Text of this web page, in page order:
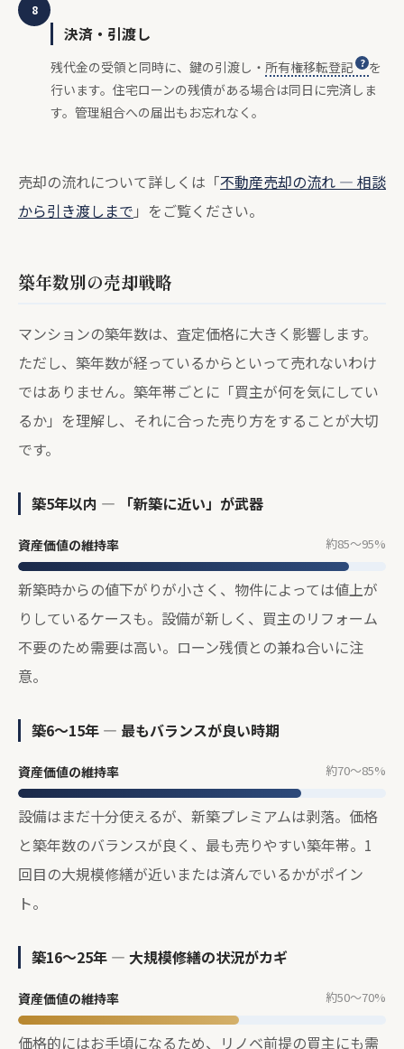
8
決済・引渡し
残代金の受領と同時に、鍵の引渡し・ 所有権移転登記
を
行います。住宅ローンの残債がある場合は同日に完済しま
す。管理組合への届出もお忘れなく。
売却の流れについて詳しくは「不動産売却の流れ — 相談
から引き渡しまで 」をご覧ください。
築年数別の売却戦略
マンションの築年数は、査定価格に大きく影響します。
ただし、築年数が経っているからといって売れないわけ
ではありません。築年帯ごとに「買主が何を気にしてい
るか」を理解し、それに合った売り方をすることが大切
です。
築5年以内 — 「新築に近い」が武器
資産価値の維持率 約85〜95%
新築時からの値下がりが小さく、物件によっては値上が
りしているケースも。設備が新しく、買主のリフォーム
不要のため需要は高い。ローン残債との兼ね合いに注
意。
築6〜15年 — 最もバランスが良い時期
資産価値の維持率 約70〜85%
設備はまだ十分使えるが、新築プレミアムは剥落。価格
と築年数のバランスが良く、最も売りやすい築年帯。1
回目の大規模修繕が近いまたは済んでいるかがポイン
ト。
築16〜25年 — 大規模修繕の状況がカギ
資産価値の維持率 約50〜70%
価格的にはお手頃になるため、リノベ前提の買主にも需